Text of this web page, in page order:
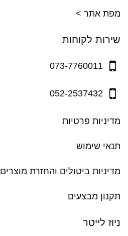
מפת אתר >
שירות לקוחות
073-7760011
052-2537432
מדיניות פרטיות
תנאי שימוש
מדיניות ביטולים והחזרת מוצרים
תקנון מבצעים
ניוז לייטר